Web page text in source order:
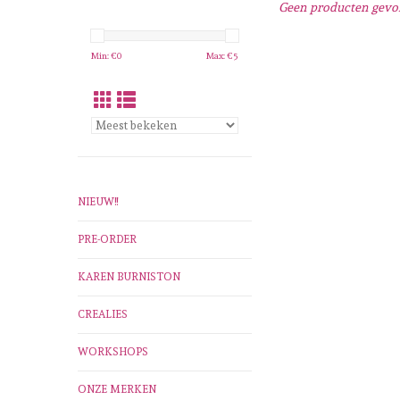
Min: €0 Max: €5
NIEUW!!
PRE-ORDER
KAREN BURNISTON
CREALIES
WORKSHOPS
ONZE MERKEN
Geen producten